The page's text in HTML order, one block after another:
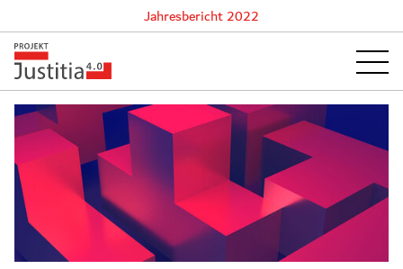
Jahresbericht 2022